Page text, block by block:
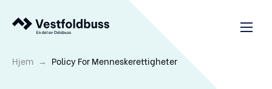
Hjem → Policy For Menneskerettigheter